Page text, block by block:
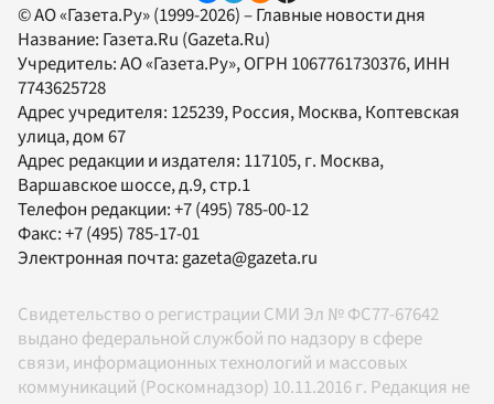
© АО «Газета.Ру» (1999-2026) – Главные новости дня
Название: Газета.Ru (Gazeta.Ru)
Учредитель:АО «Газета.Ру», ОГРН 1067761730376, ИНН
7743625728
Адрес учредителя: 125239, Россия, Москва, Коптевская
улица, дом 67
Адрес редакции и издателя: 117105, г. Москва,
Варшавское шоссе, д.9, стр.1
Телефон редакции:+7 (495) 785-00-12
Факс:+7 (495) 785-17-01
Электронная почта: gazeta@gazeta.ru
Свидетельство о регистрации СМИ Эл № ФС77-67642
выдано федеральной службой по надзору в сфере
связи, информационных технологий и массовых
коммуникаций (Роскомнадзор) 10.11.2016 г. Редакция не